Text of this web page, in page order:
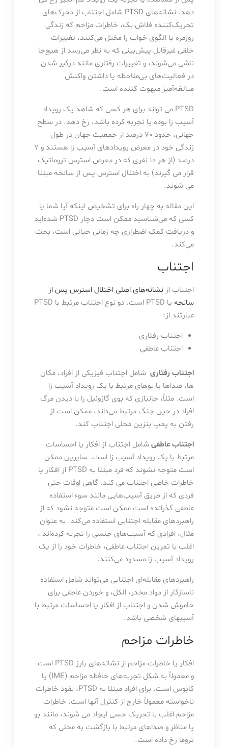
دهد. نشانه‌های PTSD شامل اجتناب از محرک‌های
تحریک‌کننده فلاش بک، خاطرات مزاحم که زندگی
روزمره یا الگوی خواب را مختل می‌کنند، تغییرات
خلقی غیرقابل پیش‌بینی که به نظر می‌رسد از هیچ‌جا
ناشی می‌شوند، و تغییرات رفتاری مانند درگیر شدن
در فعالیت‌های بی‌ملاحظه یا داشتن واکنش
مبالغه‌آمیز مبهوت کننده است.
PTSD می تواند برای هر کسی که شاهد یک رویداد
آسیب زا بوده یا تجربه کرده باشد، رخ دهد. در سطح
جهانی، حدود 70 درصد از جمعیت جهان در طول
زندگی خود در معرض رویدادهای آسیب زا هستند و 7
درصد (از هر 10 نفری که در معرض استرس تروماتیک
قرار می گیرند) به اختلال استرس پس از سانحه مبتلا
می شوند.
این مقاله به چهار راه برای تشخیص اینکه آیا شما یا
کسی که می‌شناسید ممکن است دچار PTSD شده‌اید
و دریافت کمک اضطراری چه زمانی حیاتی است، بحث
می‌کند.
اجتناب
اجتناب از نشانه‌های اصلی اختلال استرس پس از
سانحه
یا PTSD است. دو نوع اجتناب مرتبط با PTSD
عبارتند از:
اجتناب رفتاری
اجتناب عاطفی
اجتناب رفتاریشامل اجتناب فیزیکی از افراد، مکان
ها، صداها یا بوهای مرتبط با یک رویداد آسیب زا
است. مثلاً، جانبازی که بوی گازوئیل را با دیدن مرگ
افراد در حین جنگ مرتبط می‌داند، ممکن است از
رفتن به پمپ بنزین محلی اجتناب کند.
اجتناب عاطفیشامل اجتناب از افکار یا احساسات
مرتبط با یک رویداد آسیب زا است. سایرین ممکن
است متوجه نشوند که فرد مبتلا به PTSD از افکار یا
خاطرات خاصی اجتناب می کند. گاهی اوقات حتی
فردی که از طریق آسیب‌هایی مانند سوء استفاده
عاطفی گذرانده است ممکن است متوجه نشود که از
راهبردهای مقابله اجتنابی استفاده می‌کند. به عنوان
مثال، افرادی که آسیب‌های جنسی را تجربه کرده‌اند ،
اغلب با تمرین اجتناب عاطفی، خاطرات خود را از یک
رویداد آسیب زا مسدود می‌کنند.
راهبردهای مقابله‌ای اجتنابی می‌تواند شامل استفاده
ناسازگار از مواد مخدر، الکل، و خوردن عاطفی برای
خاموش شدن و اجتناب از افکار یا احساسات مرتبط با
آسیبهای شخصی باشد.
خاطرات مزاحم
افکار یا خاطرات مزاحم از نشانه‌های بارز PTSD است
و معمولاً به شکل تجربه‌های حافظه مزاحم (IME) یا
کابوس است. برای افراد مبتلا به PTSD، نفوذ خاطرات
ناخواسته معمولاً خارج از کنترل آنها است. خاطرات
مزاحم اغلب با تحریک حسی ایجاد می شوند، مانند بو
یا مناظر و صداهای مرتبط با بازگشت به محلی که
تروما رخ داده است.